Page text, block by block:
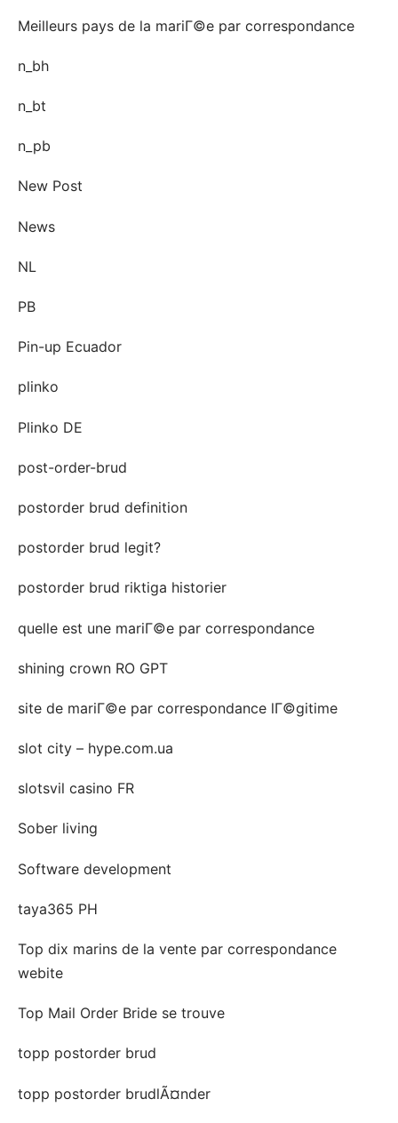
Meilleurs pays de la mariГ©e par correspondance
n_bh
n_bt
n_pb
New Post
News
NL
PB
Pin-up Ecuador
plinko
Plinko DE
post-order-brud
postorder brud definition
postorder brud legit?
postorder brud riktiga historier
quelle est une mariГ©e par correspondance
shining crown RO GPT
site de mariГ©e par correspondance lГ©gitime
slot city – hype.com.ua
slotsvil casino FR
Sober living
Software development
taya365 PH
Top dix marins de la vente par correspondance
webite
Top Mail Order Bride se trouve
topp postorder brud
topp postorder brudlÃ¤nder